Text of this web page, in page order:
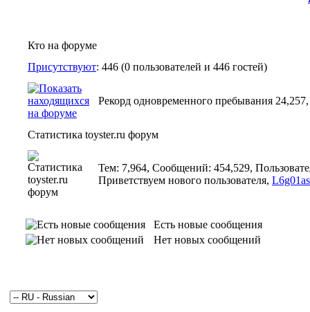
Кто на форуме
Присутствуют: 446 (0 пользователей и 446 гостей)
Рекорд одновременного пребывания
Статистика toyster.ru форум
Тем: 7,964, Сообщений: 454,529,
Приветствуем нового пользователя,
Есть новые сообщения
Нет новых сообщений